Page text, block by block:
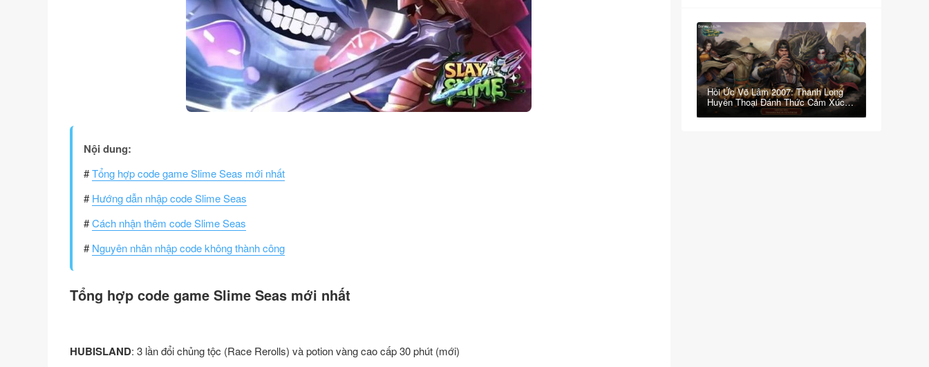
Nội dung:
#Tổng hợp code game Slime Seas mới nhất
#Hướng dẫn nhập code Slime Seas
#Cách nhận thêm code Slime Seas
#Nguyên nhân nhập code không thành công
Tổng hợp code game Slime Seas mới nhất
HUBISLAND: 3 lần đổi chủng tộc (Race Rerolls) và potion vàng cao cấp 30 phút (mới)
Hồi Ức Võ Lâm 2007: Thanh Long
Huyền Thoại Đánh Thức Cảm Xúc
Một Thời